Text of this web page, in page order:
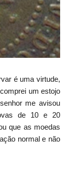
é uma virtude,
um estojo
me avisou
de 10 e 20
que as moedas
normal e não